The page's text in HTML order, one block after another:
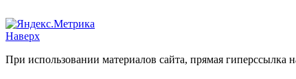
Наверх
При использовании материалов сайта, прямая гиперссылка